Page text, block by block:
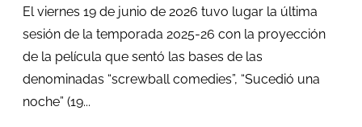
El viernes 19 de junio de 2026 tuvo lugar la última
sesión de la temporada 2025-26 con la proyección
de la película que sentó las bases de las
denominadas “screwball comedies”, “Sucedió una
noche” (19...